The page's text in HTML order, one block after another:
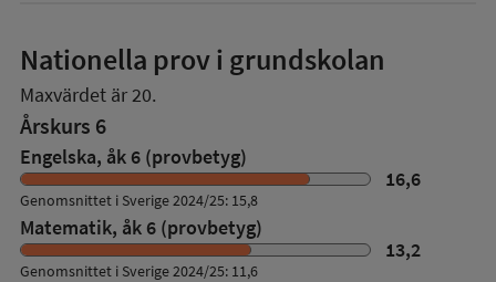
Nationella prov i grundskolan
Maxvärdet är 20.
Årskurs 6
Engelska, åk 6 (provbetyg)
16,6
Genomsnittet i Sverige 2024/25: 15,8
Matematik, åk 6 (provbetyg)
13,2
Genomsnittet i Sverige 2024/25: 11,6